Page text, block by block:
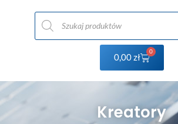
0,00zł
0
Kreatory